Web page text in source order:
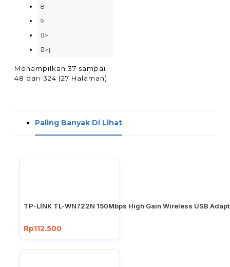
8
9
>
>|
Menampilkan 37 sampai
48 dari 324 (27 Halaman)
Paling Banyak Di Lihat
TP-LINK TL-WN722N 150Mbps High Gain Wireless USB
Rp112.500